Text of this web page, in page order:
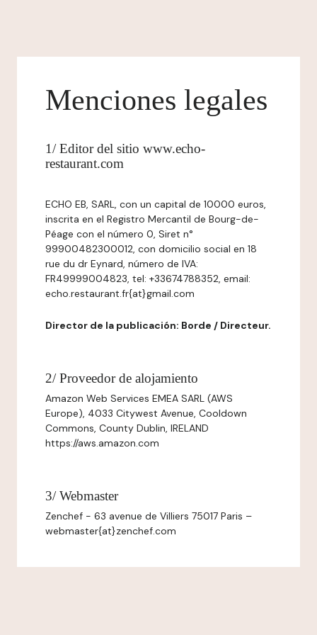
Menciones legales
1/ Editor del sitio www.echo-
restaurant.com
ECHO EB, SARL, con un capital de 10000 euros,
inscrita en el Registro Mercantil de Bourg-de-
Péage con el número 0, Siret n°
99900482300012, con domicilio social en 18
rue du dr Eynard, número de IVA:
FR49999004823, tel: +33674788352, email:
echo.restaurant.fr{at}gmail.com
Director de la publicación: Borde / Directeur.
2/ Proveedor de alojamiento
Amazon Web Services EMEA SARL (AWS
Europe), 4033 Citywest Avenue, Cooldown
Commons, County Dublin, IRELAND
https://aws.amazon.com
3/ Webmaster
Zenchef - 63 avenue de Villiers 75017 Paris –
webmaster{at}zenchef.com